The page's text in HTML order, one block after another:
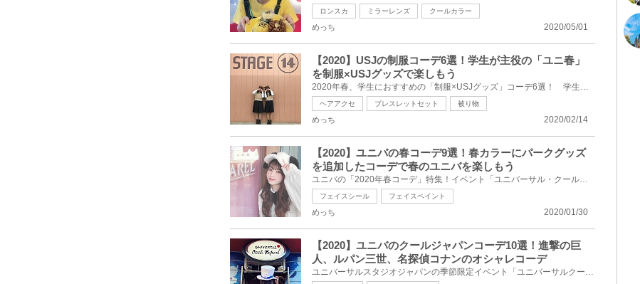
ロンスカ ミラーレンズ クールカラー
2020/05/01
めっち
【2020】USJの制服コーデ6選！学生が主役の「ユニ春」
を制服×USJグッズで楽しもう
2020年春、学生におすすめの「制服×USJグッズ」コーデ6選！ 学生にうれしい特典いっぱいの「ユニバーサ...
ヘアアクセ ブレスレットセット 被り物
2020/02/14
めっち
【2020】ユニバの春コーデ9選！春カラーにパークグッズ
を追加したコーデで春のユニバを楽しもう
ユニバの「2020年春コーデ」特集！イベント「ユニバーサル・クールジャパン2020」や「イースター・セレ...
フェイスシール フェイスペイント
2020/01/30
めっち
【2020】ユニバのクールジャパンコーデ10選！進撃の巨
人、ルパン三世、名探偵コナンのオシャレコーデ
ユニバーサルスタジオジャパンの季節限定イベント「ユニバーサルクールジャパン」コーデ10選！全身なり...